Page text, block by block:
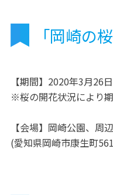
「岡崎の
【期間】2020年3月26
※桜の開花状況により
【会場】岡崎公園、周
(愛知県岡崎市康生町